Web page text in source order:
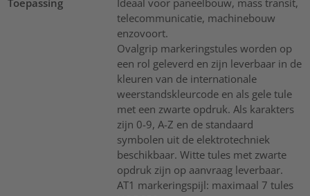
Toepassing
Ideaal voor paneelbouw, mass transit,
telecommunicatie, machinebouw
enzovoort.
Ovalgrip markeringstules worden op
een rol geleverd en zijn leverbaar in de
kleuren van de internationale
weerstandskleurcode en als gele tule
met een zwarte opdruk. Als karakters
zijn 0-9, A-Z en de standaard
symbolen uit de elektrotechniek
beschikbaar. Witte tules met zwarte
opdruk zijn op aanvraag leverbaar.
AT1 markeringspijl: maximaal 7 tules